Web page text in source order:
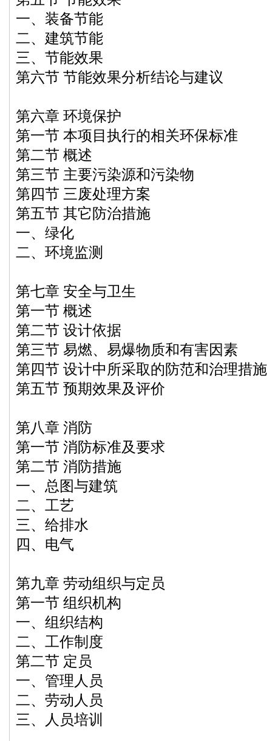
一、装备节能
二、建筑节能
三、节能效果
第六节 节能效果分析结论与建议
第六章 环境保护
第一节 本项目执行的相关环保标准
第二节 概述
第三节 主要污染源和污染物
第四节 三废处理方案
第五节 其它防治措施
一、绿化
二、环境监测
第七章 安全与卫生
第一节 概述
第二节 设计依据
第三节 易燃、易爆物质和有害因素
第四节 设计中所采取的防范和治理措施
第五节 预期效果及评价
第八章 消防
第一节 消防标准及要求
第二节 消防措施
一、总图与建筑
二、工艺
三、给排水
四、电气
第九章 劳动组织与定员
第一节 组织机构
一、组织结构
二、工作制度
第二节 定员
一、管理人员
二、劳动人员
三、人员培训